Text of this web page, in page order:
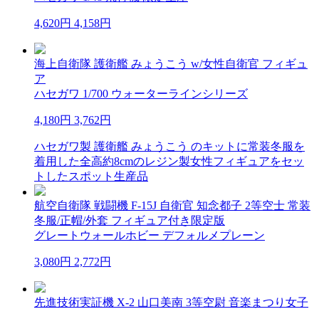
4,620円 4,158円
海上自衛隊 護衛艦 みょうこう w/女性自衛官 フィギュ
ア
ハセガワ 1/700 ウォーターラインシリーズ
4,180円 3,762円
ハセガワ製 護衛艦 みょうこう のキットに常装冬服を
着用した全高約8cmのレジン製女性フィギュアをセッ
トしたスポット生産品
航空自衛隊 戦闘機 F-15J 自衛官 知念都子 2等空士 常装
冬服/正帽/外套 フィギュア付き限定版
グレートウォールホビー デフォルメプレーン
3,080円 2,772円
先進技術実証機 X-2 山口美南 3等空尉 音楽まつり女子